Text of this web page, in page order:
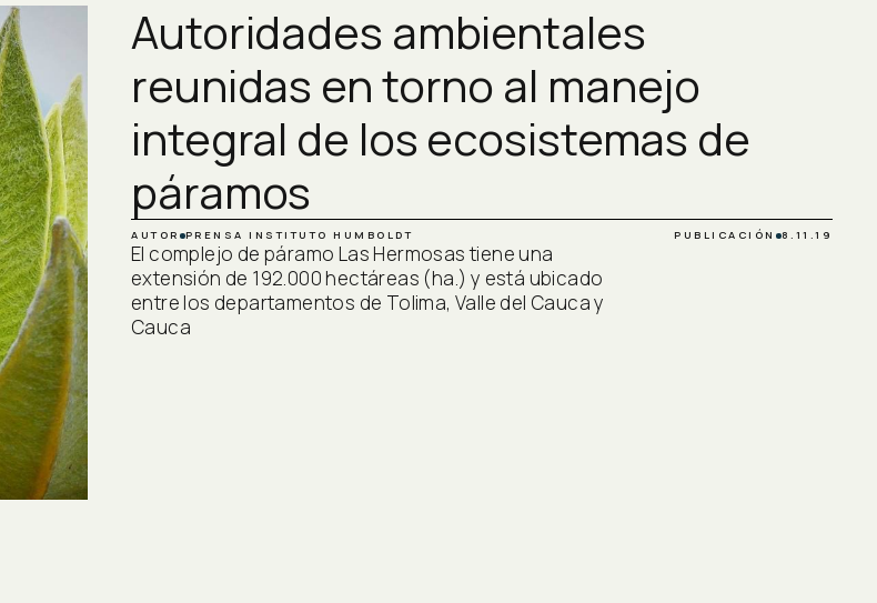
Autoridades ambientales
reunidas en torno al manejo
integral de los ecosistemas de
páramos
AUTOR PRENSA INSTITUTO HUMBOLDT PUBLICACIÓN 8.11.19
El complejo de páramo Las Hermosas tiene una
extensión de 192.000 hectáreas (ha.) y está ubicado
entre los departamentos de Tolima, Valle del Cauca y
Cauca